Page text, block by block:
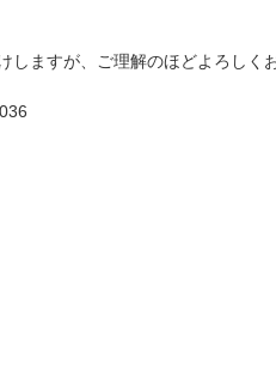
ますが、ご理解のほどよろしく